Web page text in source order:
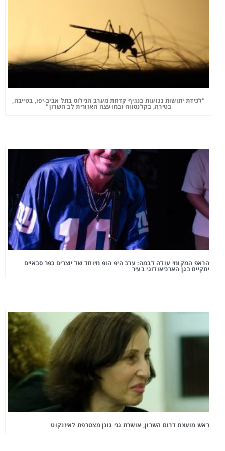
"לכידת יתושות נגועות בנגיף קדחת מערב הנילוס בתל אביב-יפו, בטייבה,
בטירה, בקלנסווה ובמועצה האזורית לב השרון"
הראפ המקומי עולה לבמה: ערב היפ הופ מיוחד של יוצרים כפר סבאיים
יתקיים בגן הארכיאולוגי בעיר
ראש מועצת דרום השרון, אושרת גני גונן מצטרפת לאיזנקוט